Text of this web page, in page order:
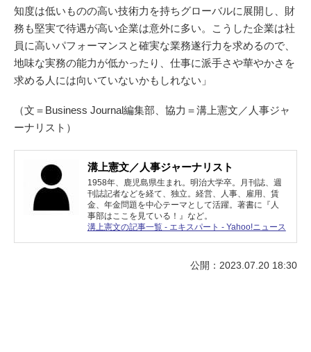
知度は低いものの高い技術力を持ちグローバルに展開し、財
務も堅実で待遇が高い企業は意外に多い。こうした企業は社
員に高いパフォーマンスと確実な業務遂行力を求めるので、
地味な実務の能力が低かったり、仕事に派手さや華やかさを
求める人には向いていないかもしれない」
（文＝Business Journal編集部、協力＝溝上憲文／人事ジャ
ーナリスト）
溝上憲文／人事ジャーナリスト
1958年、鹿児島県生まれ。明治大学卒。月刊誌、週
刊誌記者などを経て、独立。経営、人事、雇用、賃
金、年金問題を中心テーマとして活躍。著書に『人
事部はここを見ている！』など。
溝上憲文の記事一覧 - エキスパート - Yahoo!ニュース
公開：2023.07.20 18:30